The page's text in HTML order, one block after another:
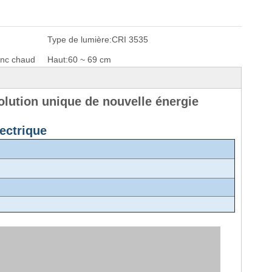
Type de lumière:CRI 3535
chaud Haut:60 ~ 69 cm
unique de nouvelle énergie